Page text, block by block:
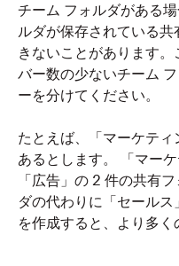
チーム フォルダがある
ルダが保存されている
きないことがあります
バー数の少ないチーム
ーを分けてください。
たとえば、「マーケテ
あるとします。 「マー
「広告」の 2 件の共有
ダの代わりに「セール
を作成すると、より多く